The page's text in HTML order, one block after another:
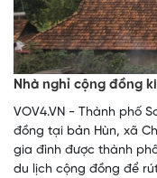
Nhà nghỉ cộng đồng
VOV4.VN - Thành phố
đồng tại bản Hùn, xã
gia đình được thành
du lịch cộng đồng để